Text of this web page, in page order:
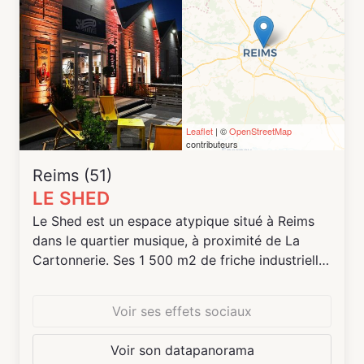
Leaflet | ©OpenStreetMap
contributeurs
Reims (51)
LE SHED
Le Shed est un espace atypique situé à Reims
dans le quartier musique, à proximité de La
Cartonnerie. Ses 1 500 m2 de friche industrielle
(espace concert dédié au jazz et à la Great
Black Music géré par Jazzus Productions), un
bar-cantine (burger, frites, pâté-croûte…), deux
Voir ses effets sociaux
Voir son datapanorama